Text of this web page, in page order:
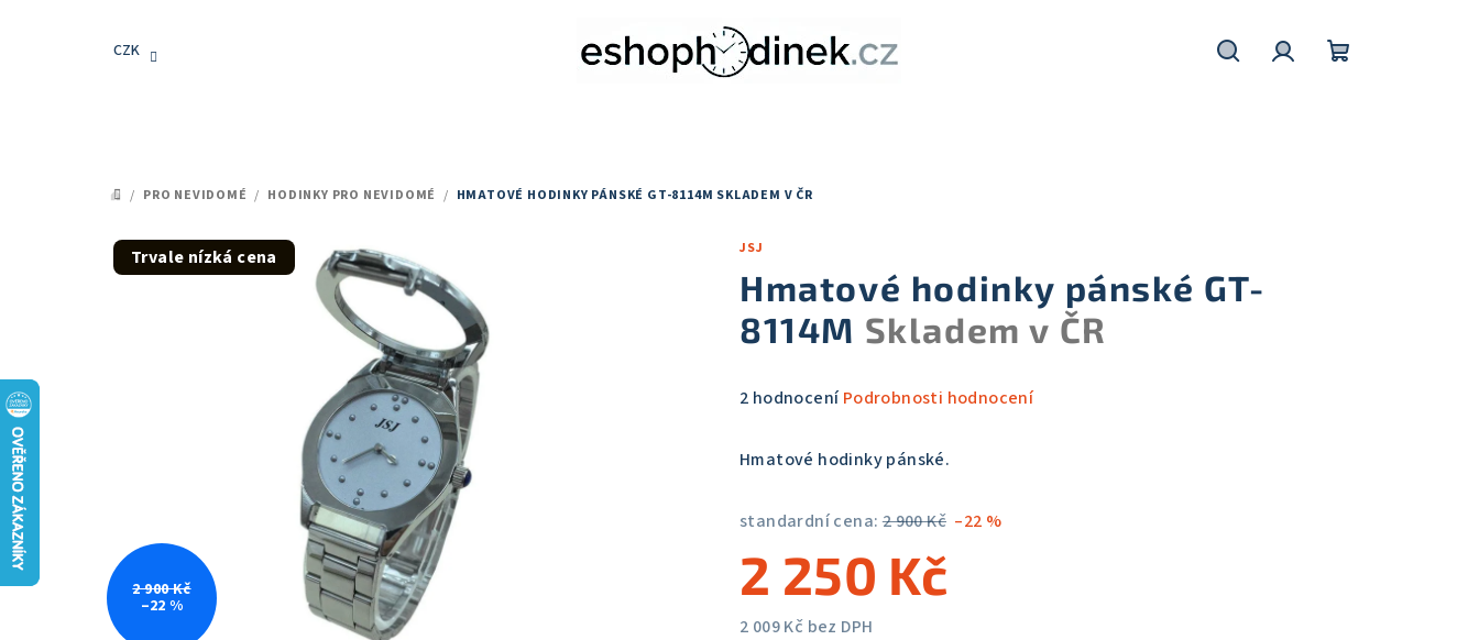
CZK
DOMŮ
/ PRO NEVIDOMÉ / HODINKY PRO NEVIDOMÉ / HMATOVÉ HODINKY PÁNSKÉ GT-8114M SKLADEM V ČR
JSJ
Hmatové hodinky pánské GT-
8114M Skladem v ČR
Průměrné
produktu
z
5
hvězdiček.
2 hodnocení Podrobnosti hodnocení
Hmatové hodinky pánské.
standardní cena: 2 900 Kč –22 %
2 250 Kč
2 009 Kč bez DPH
Trvale nízká cena
2 900 Kč
–22 %